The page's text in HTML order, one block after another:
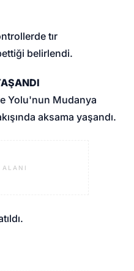
tır
belirlendi.
Yolu'nun Mudanya
aksama yaşandı.
ALANI